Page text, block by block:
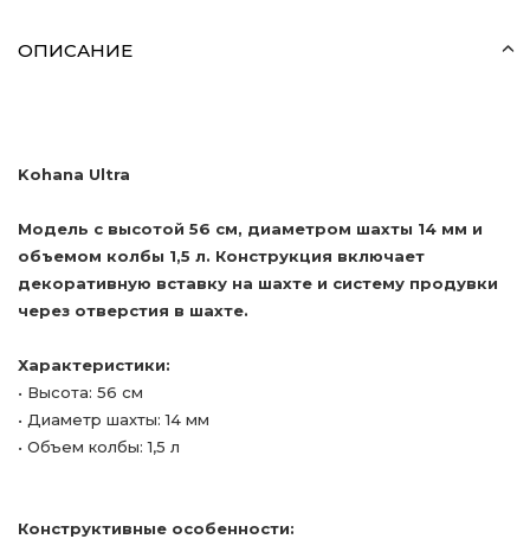
ОПИСАНИЕ
Kohana Ultra
Модель с высотой 56 см, диаметром шахты 14 мм и
объемом колбы 1,5 л. Конструкция включает
декоративную вставку на шахте и систему продувки
через отверстия в шахте.
Характеристики:
• Высота: 56 см
• Диаметр шахты: 14 мм
• Объем колбы: 1,5 л
Конструктивные особенности: